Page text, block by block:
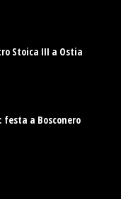
Stoica III a Ostia
festa a Bosconero